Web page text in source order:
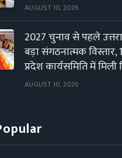
AUGUST 10, 2026
2027 चुनाव से पहले
बड़ा संगठनात्मक
प्रदेश कार्यसमिति में मिली
AUGUST 10, 2026